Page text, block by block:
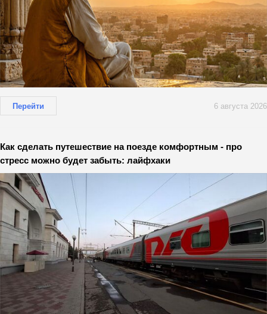
Перейти 6 августа 2026
Как сделать путешествие на поезде комфортным - про
стресс можно будет забыть: лайфхаки